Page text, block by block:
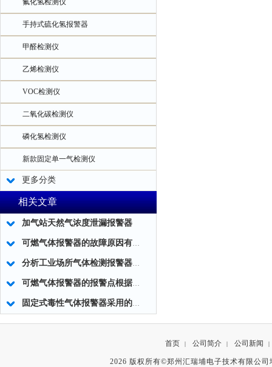
氟化氢检测仪
手持式硫化氢报警器
甲醛检测仪
乙烯检测仪
VOC检测仪
二氧化碳检测仪
磷化氢检测仪
新款固定单一气检测仪
更多分类
相关文章
加气站天然气浓度泄漏报警器
可燃气体报警器的故障原因有哪些？
分析工业场所气体检测报警器安装位置
可燃气体报警器的报警点根据什么来设定
固定式毒性气体报警器采用的技术工作
首页 | 公司简介 | 公司新闻 |
2026 版权所有©郑州汇瑞埔电子技术有限公